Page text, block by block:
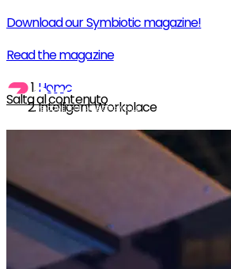
Download our Symbiotic magazine!
Read the magazine
Salta al contenuto
Home
Intelligent Workplace